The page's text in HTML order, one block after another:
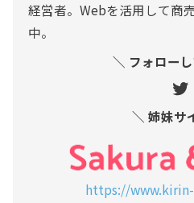
経営者。Webを活用して商
中。
＼ フォロー
＼ 姉妹サ
https://